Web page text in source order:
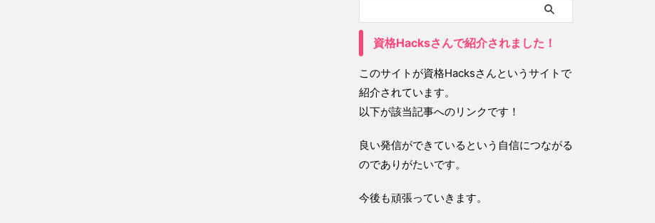
資格Hacksさんで紹介されました！
このサイトが資格Hacksさんというサイトで
紹介されています。
以下が該当記事へのリンクです！
良い発信ができているという自信につながる
のでありがたいです。
今後も頑張っていきます。